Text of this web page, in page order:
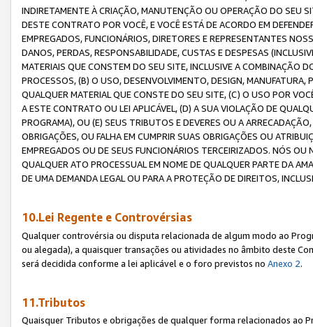
INDIRETAMENTE À CRIAÇÃO, MANUTENÇÃO OU OPERAÇÃO DO SEU
DESTE CONTRATO POR VOCÊ, E VOCÊ ESTÁ DE ACORDO EM
EMPREGADOS, FUNCIONÁRIOS, DIRETORES E REPRESENTANTES
DANOS, PERDAS, RESPONSABILIDADE, CUSTAS E DESPESAS
MATERIAIS QUE CONSTEM DO SEU SITE, INCLUSIVE A COMBINAÇÃO
PROCESSOS, (B) O USO, DESENVOLVIMENTO, DESIGN,
QUALQUER MATERIAL QUE CONSTE DO SEU SITE, (C) O USO POR
A ESTE CONTRATO OU LEI APLICÁVEL, (D) A SUA VIOLAÇÃO DE
PROGRAMA), OU (E) SEUS TRIBUTOS E DEVERES OU A
OBRIGAÇÕES, OU FALHA EM CUMPRIR SUAS OBRIGAÇÕES OU
EMPREGADOS OU DE SEUS FUNCIONÁRIOS TERCEIRIZADOS. NÓS
QUALQUER ATO PROCESSUAL EM NOME DE QUALQUER PARTE DA
DE UMA DEMANDA LEGAL OU PARA A PROTEÇÃO DE DIREITOS,
10.Lei Regente e Controvérsias
Qualquer controvérsia ou disputa relacionada de algum modo ao
ou alegada), a quaisquer transações ou atividades no âmbito deste
será decidida conforme a lei aplicável e o foro previstos no Anexo 2.
11.Tributos
Quaisquer Tributos e obrigações de qualquer forma relacionados ao